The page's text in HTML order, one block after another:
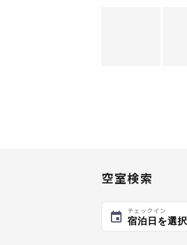
空室検索
チェックイン
宿泊日を選択